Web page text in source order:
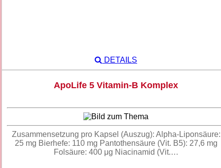
DETAILS
ApoLife 5 Vitamin-B Komplex
Zusammensetzung pro Kapsel (Auszug): Alpha-Liponsäure:
25 mg Bierhefe: 110 mg Pantothensäure (Vit. B5): 27,6 mg
Folsäure: 400 μg Niacinamid (Vit.…